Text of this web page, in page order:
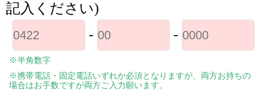
記入ください)
-
-
※半角数字
※携帯電話・固定電話いずれか必須となりますが、両方お持ちの
場合はお手数ですが両方ご入力願います。